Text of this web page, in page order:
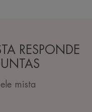
RESPONDE
mista